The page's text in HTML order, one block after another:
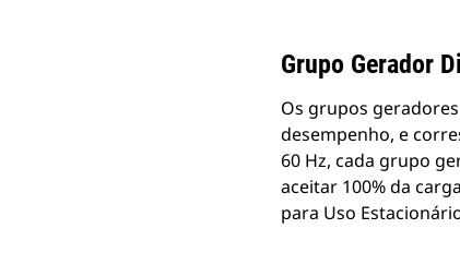
Grupo Gerador
Os grupos
desempenho, e
60 Hz, cada grupo
aceitar 100% da
para Uso